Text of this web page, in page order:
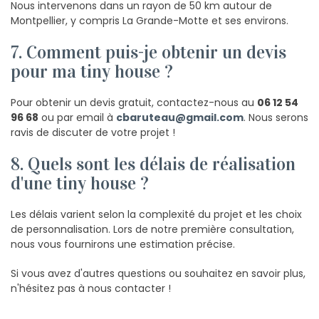
Nous intervenons dans un rayon de 50 km autour de
Montpellier, y compris La Grande-Motte et ses environs.
7. Comment puis-je obtenir un devis
pour ma tiny house ?
Pour obtenir un devis gratuit, contactez-nous au 06 12 54
96 68 ou par email à cbaruteau@gmail.com. Nous serons
ravis de discuter de votre projet !
8. Quels sont les délais de réalisation
d'une tiny house ?
Les délais varient selon la complexité du projet et les choix
de personnalisation. Lors de notre première consultation,
nous vous fournirons une estimation précise.
Si vous avez d'autres questions ou souhaitez en savoir plus,
n'hésitez pas à nous contacter !